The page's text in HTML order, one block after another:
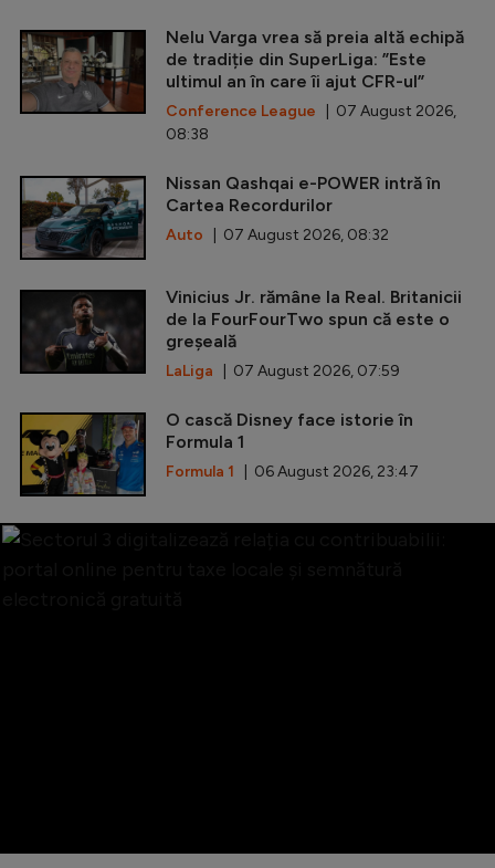
Nelu Varga vrea să preia altă echipă
de tradiție din SuperLiga: ”Este
ultimul an în care îi ajut CFR-ul”
Conference League | 07 August 2026,
08:38
Nissan Qashqai e-POWER intră în
Cartea Recordurilor
Auto | 07 August 2026, 08:32
Vinicius Jr. rămâne la Real. Britanicii
de la FourFourTwo spun că este o
greșeală
LaLiga | 07 August 2026, 07:59
O cască Disney face istorie în
Formula 1
Formula 1 | 06 August 2026, 23:47